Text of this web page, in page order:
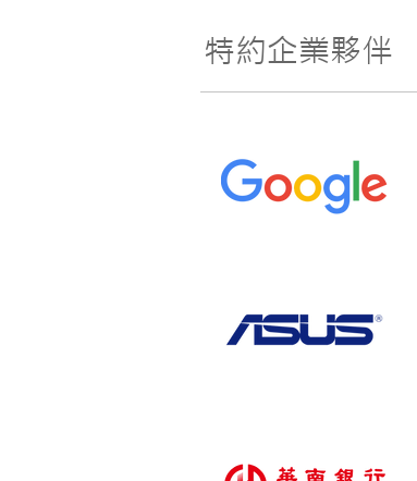
特約企業夥伴